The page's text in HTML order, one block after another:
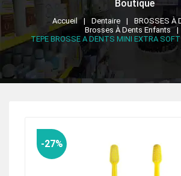
Boutique
Accueil Dentaire
BROSSES À
Brosses À Dents Enfants
TEPE BROSSE A DENTS MINI EXTRA
-27%